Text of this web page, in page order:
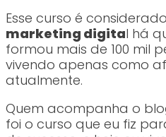
Esse curso é
marketing digital há
formou mais de 100 mil
vivendo apenas como
atualmente.
Quem acompanha o
foi o curso que eu fiz